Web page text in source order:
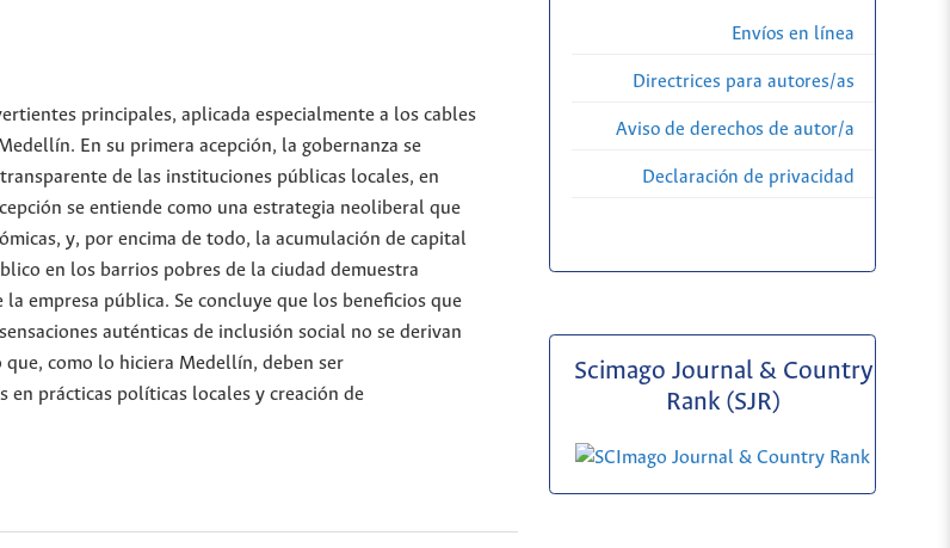
principales, aplicada especialmente a los cables
En su primera acepción, la gobernanza se
de las instituciones públicas locales, en
se entiende como una estrategia neoliberal que
y, por encima de todo, la acumulación de capital
en los barrios pobres de la ciudad demuestra
empresa pública. Se concluye que los beneficios que
auténticas de inclusión social no se derivan
como lo hiciera Medellín, deben ser
prácticas políticas locales y creación de
Envíos en línea
Directrices para autores/as
Aviso de derechos de autor/a
Declaración de privacidad
Scimago Journal & Country
Rank (SJR)